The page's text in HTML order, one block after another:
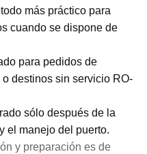
más práctico para
cuando se dispone de
para pedidos de
destinos sin servicio RO-
sólo después de la
el manejo del puerto.
y preparación es de